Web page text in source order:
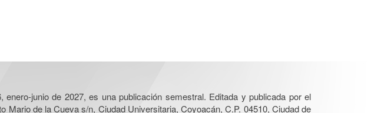
enero-junio de 2027, es una publicación semestral. Editada y publicada por el
de la Cueva s/n, Ciudad Universitaria, Coyoacán, C.P. 04510, Ciudad de